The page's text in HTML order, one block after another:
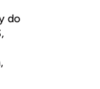
do